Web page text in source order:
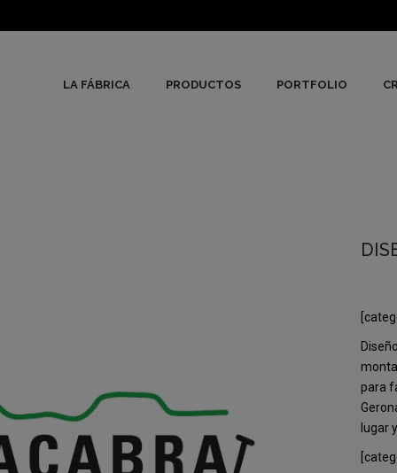
LA FÁBRICA PRODUCTOS PORTFOLIO
para
lugar